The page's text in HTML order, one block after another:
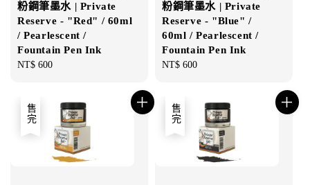
粉鋼筆墨水 | Private
Reserve - "Red" / 60ml
/ Pearlescent /
Fountain Pen Ink
Regular
NT$ 600
粉鋼筆墨水 | Private
Reserve - "Blue" /
60ml / Pearlescent /
Fountain Pen Ink
Regular
NT$ 600
售完 售完